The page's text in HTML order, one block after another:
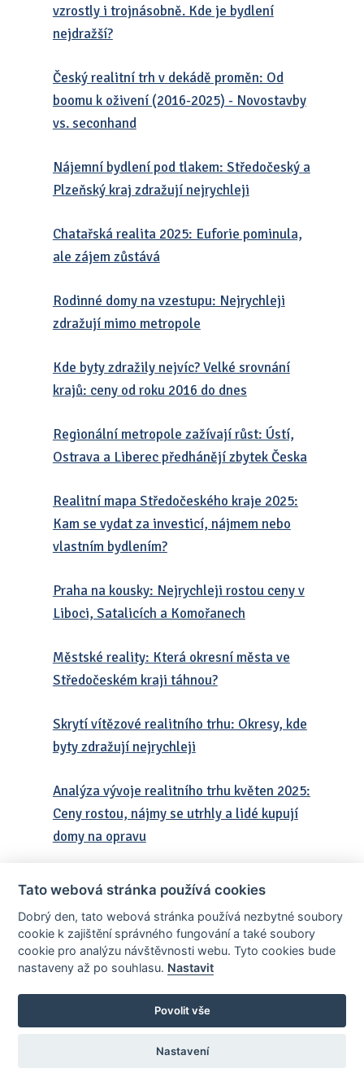
vzrostly i trojnásobně. Kde je bydlení
nejdražší?
Český realitní trh v dekádě proměn: Od
boomu k oživení (2016-2025) - Novostavby
vs. seconhand
Nájemní bydlení pod tlakem: Středočeský a
Plzeňský kraj zdražují nejrychleji
Chatařská realita 2025: Euforie pominula,
ale zájem zůstává
Rodinné domy na vzestupu: Nejrychleji
zdražují mimo metropole
Kde byty zdražily nejvíc? Velké srovnání
krajů: ceny od roku 2016 do dnes
Regionální metropole zažívají růst: Ústí,
Ostrava a Liberec předhánějí zbytek Česka
Realitní mapa Středočeského kraje 2025:
Kam se vydat za investicí, nájmem nebo
vlastním bydlením?
Praha na kousky: Nejrychleji rostou ceny v
Liboci, Satalicích a Komořanech
Městské reality: Která okresní města ve
Středočeském kraji táhnou?
Skrytí vítězové realitního trhu: Okresy, kde
byty zdražují nejrychleji
Analýza vývoje realitního trhu květen 2025:
Ceny rostou, nájmy se utrhly a lidé kupují
domy na opravu
Domy za hranicí dostupnosti? Ve
Středočeském kraji rostou ceny rodinného
bydlení dvouciferně
Kde rostou ceny bytů nejrychleji?
Překvapení v krajích: Praha už není jediná
Byty pod tlakem: Kde ve Středočeském
Tato webová stránka používá cookies
Dobrý den, tato webová stránka používá nezbytné soubory
cookie k zajištění správného fungování a také soubory
cookie pro analýzu návštěvnosti webu. Tyto cookies bude
nastaveny až po souhlasu. Nastavit
Povolit vše
Nastavení